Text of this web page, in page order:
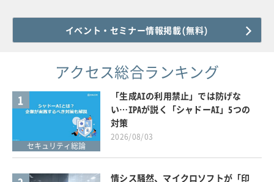
イベント・セミナー情報掲載(無料)
アクセス総合ランキング
1
セキュリティ総論
「生成AIの利用禁止」では防げな
い…IPAが説く「シャドーAI」5つの
対策
2026/08/03
情シス騒然、マイクロソフトが「印